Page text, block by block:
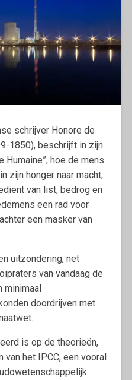
schrijver Honore de
1850), beschrijft in zijn
Humaine”, hoe de mens
zijn honger naar macht,
van list, bedrog en
een rad voor
een masker van
uitzondering, net
van vandaag de
minimaal
doordrijven met
is op de theorieën,
het IPCC, een vooral